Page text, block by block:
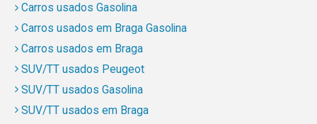
Carros usados Gasolina
Carros usados em Braga Gasolina
Carros usados em Braga
SUV/TT usados Peugeot
SUV/TT usados Gasolina
SUV/TT usados em Braga